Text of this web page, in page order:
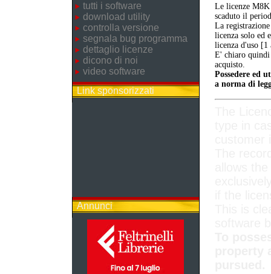
tutti i software
download utility
controlla versione
segnala bug programma
dettaglio licenze
dicono di noi
video software
Link sponsorizzati
Annunci
Le licenze M8K
scaduto il
La
licenza solo ed
licenza d'uso [1
E' chiaro quindi
acquisto.
Possedere ed
a norma di